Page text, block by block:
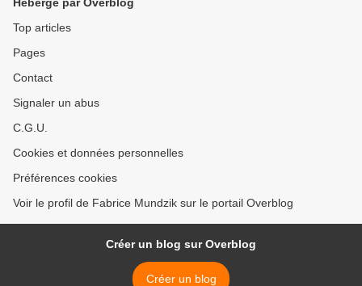
Top articles
Pages
Contact
Signaler un abus
C.G.U.
Cookies et données personnelles
Préférences cookies
Voir le profil de Fabrice Mundzik sur le portail Overblog
Créer un blog sur Overblog
Créer un blog